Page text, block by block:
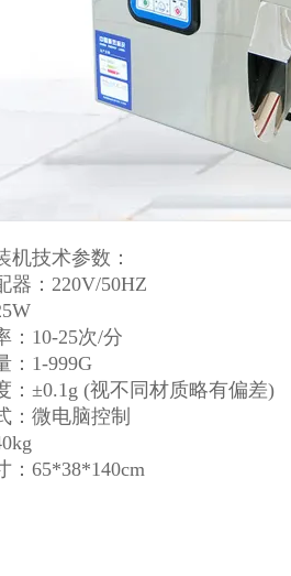
机技术参数：
器：220V/50HZ
：10-25次/分
：1-999G
：±0.1g (视不同材质略有偏差)
：微电脑控制
：65*38*140cm